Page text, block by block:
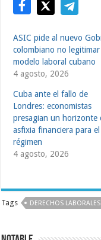
ASIC pide al nuevo
colombiano no legitimar
modelo laboral cubano
4 agosto, 2026
Cuba ante el fallo de
Londres: economistas
presagian un horizonte
asfixia financiera para el
régimen
4 agosto, 2026
Tags DERECHOS LABORALES